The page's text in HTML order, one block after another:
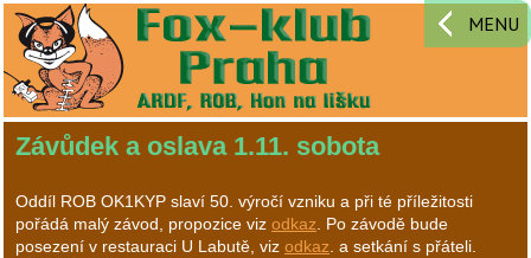
MENU
Závůdek a oslava 1.11. sobota
Oddíl ROB OK1KYP slaví 50. výročí vzniku a při té příležitosti
pořádá malý závod, propozice viz odkaz. Po závodě bude
posezení v restauraci U Labutě, viz odkaz. a setkání s přáteli.